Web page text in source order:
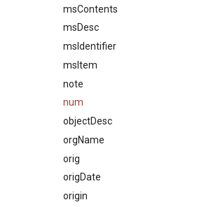
msContents
msDesc
msIdentifier
msItem
note
num
objectDesc
orgName
orig
origDate
origin